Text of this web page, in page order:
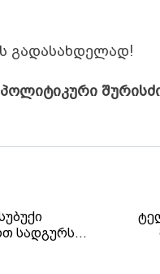
გადასახდელად!
პოლიტიკური
სადგურს